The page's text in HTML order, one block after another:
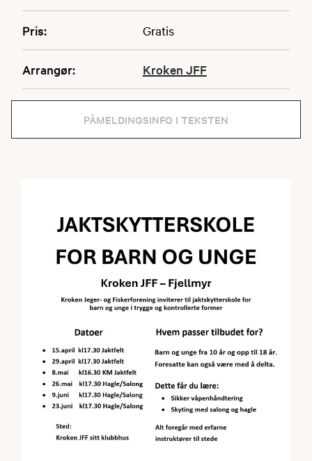
Pris: Gratis
Arrangør: Kroken JFF
PÅMELDINGSINFO I TEKSTEN